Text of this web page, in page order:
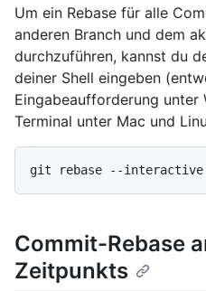
Um ein Rebase für alle
anderen Branch und dem
durchzuführen, kannst du
deiner Shell eingeben
Eingabeaufforderung unter
Terminal unter Mac und
Commit-Rebase
Zeitpunkts